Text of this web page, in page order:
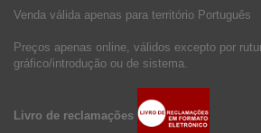
Venda válida apenas para território Português
Preços apenas online, válidos excepto por
gráfico/introdução ou de sistema.
Livro de reclamações